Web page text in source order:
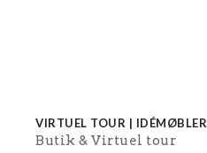
VIRTUEL TOUR | IDÉMØBLER
Butik Virtuel tour